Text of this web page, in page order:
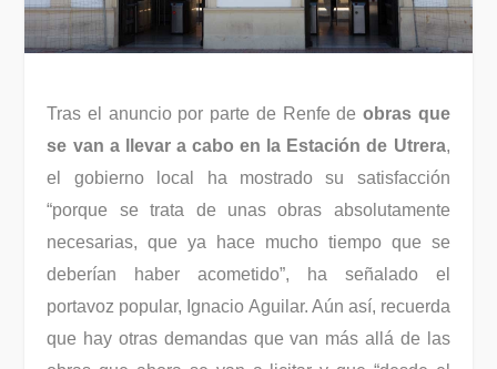
Tras el anuncio por parte de Renfe de obras que
se van a llevar a cabo en la Estación de Utrera,
el gobierno local ha mostrado su satisfacción
“porque se trata de unas obras absolutamente
necesarias, que ya hace mucho tiempo que se
deberían haber acometido”, ha señalado el
portavoz popular, Ignacio Aguilar. Aún así, recuerda
que hay otras demandas que van más allá de las